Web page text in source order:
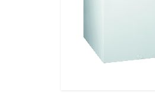
Nejlepší
elektronika
porovnání